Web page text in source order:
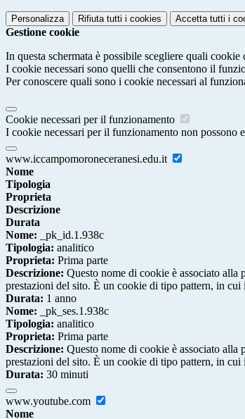
Personalizza Rifiuta tutti i cookies Accetta tutti i
Gestione cookie
In questa schermata è possibile scegliere quali cookie
I cookie necessari sono quelli che consentono il
Per conoscere quali sono i cookie necessari al
Cookie necessari per il funzionamento
I cookie necessari per il funzionamento non possono
www.iccampomoroneceranesi.edu.it
Nome
Tipologia
Proprieta
Descrizione
Durata
Nome: _pk_id.1.938c
Tipologia: analitico
Proprieta: Prima parte
Descrizione: Questo nome di cookie è associato
prestazioni del sito. È un cookie di tipo pattern, in
Durata: 1 anno
Nome: _pk_ses.1.938c
Tipologia: analitico
Proprieta: Prima parte
Descrizione: Questo nome di cookie è associato
prestazioni del sito. È un cookie di tipo pattern, in
Durata: 30 minuti
www.youtube.com
Nome